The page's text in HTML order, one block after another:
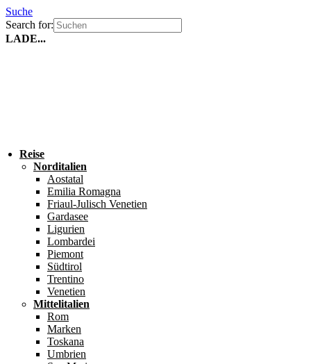
Suche
Search for:
LADE...
Reise
Norditalien
Aostatal
Emilia Romagna
Friaul-Julisch Venetien
Gardasee
Ligurien
Lombardei
Piemont
Südtirol
Trentino
Venetien
Mittelitalien
Rom
Marken
Toskana
Umbrien